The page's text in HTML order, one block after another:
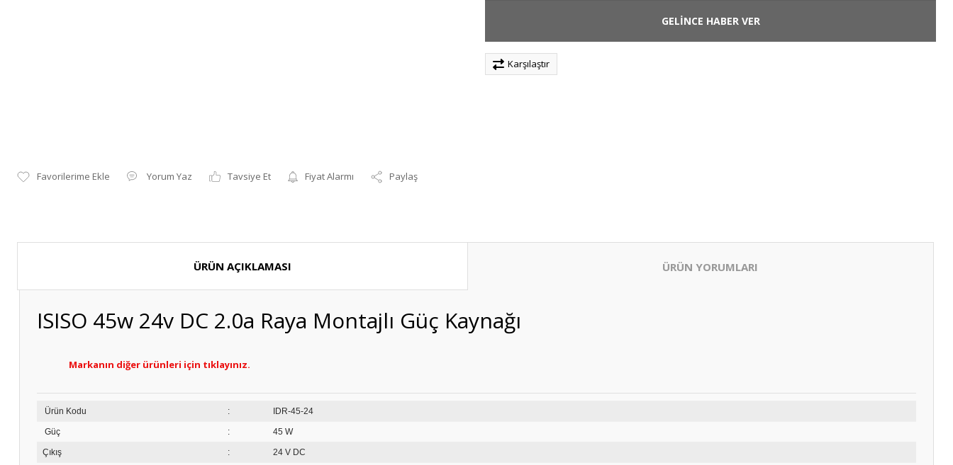
Yorum Yaz Tavsiye Et Fiyat Alarmı Paylaş
GELİNCE HABER VER
Karşılaştır
ÜRÜN AÇIKLAMASI ÜRÜN YORUMLARI
ISISO 45w 24v DC 2.0a Raya Montajlı Güç Kaynağı
Markanın diğer ürünleri için tıklayınız.
Ürün Kodu : IDR-45-24
Güç : 45 W
Çıkış : 24 V DC